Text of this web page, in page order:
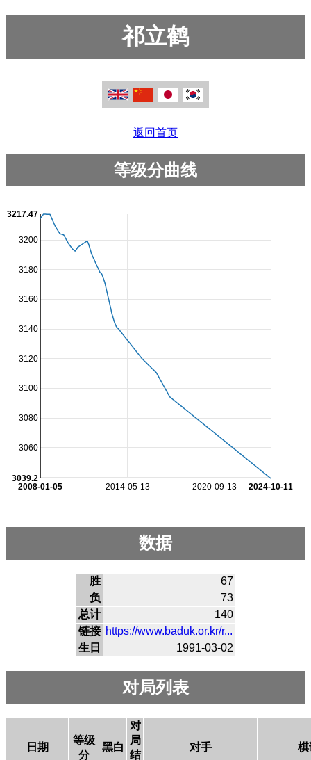
祁立鹤
返回首页
等级分曲线
2014-05-13 2020-09-13
2008-01-05 2024-10-11
3060
3080
3100
3120
3140
3160
3180
3200
3039.2
3217.47
数据
胜
67
负
73
总计
140
链接 https://www.baduk.or.kr/r...
生日
1991-03-02
对局列表
日期
等级
分
黑白
对
局
结
对手 棋